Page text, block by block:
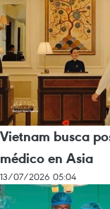
Vietnam busca
médico en Asia
13/07/2026 05:04